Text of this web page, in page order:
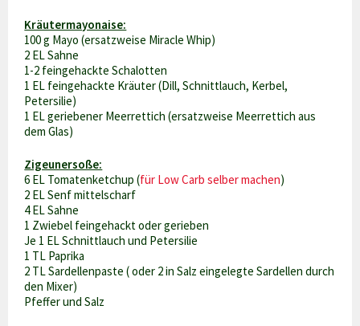
Kräutermayonaise:
100 g Mayo (ersatzweise Miracle Whip)
2 EL Sahne
1-2 feingehackte Schalotten
1 EL feingehackte Kräuter (Dill, Schnittlauch, Kerbel,
Petersilie)
1 EL geriebener Meerrettich (ersatzweise Meerrettich aus
dem Glas)
Zigeunersoße:
6 EL Tomatenketchup (für Low Carb selber machen)
2 EL Senf mittelscharf
4 EL Sahne
1 Zwiebel feingehackt oder gerieben
Je 1 EL Schnittlauch und Petersilie
1 TL Paprika
2 TL Sardellenpaste ( oder 2 in Salz eingelegte Sardellen durch
den Mixer)
Pfeffer und Salz